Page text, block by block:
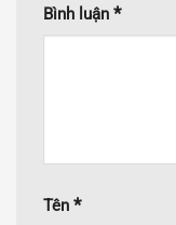
Bình luận *
Tên *